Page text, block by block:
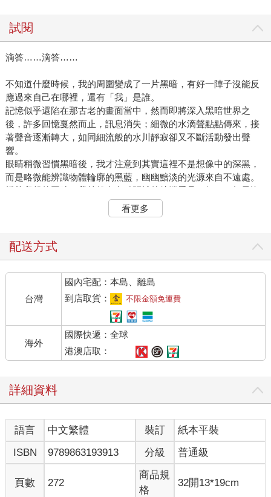
試閱
滴答……滴答……
不知道什麼時候，我的周圍變成了一片黑暗，有好一陣子沒能反
應過來自己在哪裡，還有「我」是誰。
記憶似乎還陷在那古老的畫面當中，然而即將深入黑暗世界之
後，許多回憶戛然而止，訊息消失；細微的水滴聲點點傳來，接
著聲音逐漸轉大，如同細流般的水川靜寂卻又不斷活動發出聲
響。
眼睛稍微習慣黑暗後，我才注意到其實這裡不是想像中的深黑，
而是略微能辨識物體輪廓的黑藍，幽幽黯淡的光源來自不遠處。
掙扎爬起的同時，我赫然在有點距離的彼端看見一個……如果沒
看錯，應該是個洋娃娃吧？
莫名其妙有個洋娃娃擺在那邊，因為四周有點暗所以看不太清楚
華麗的洋裝，很典型的那種小女生會喜歡的樣式。不過這種娃娃
我敲敲腦袋，感覺自己的意識慢慢回來了，存在於腦中的那些不
論是二王子還是鬼王的回憶皆快速褪色，沒有剛才彷彿自己就是
對方一樣的鮮活，畫面迅速變成了電視節目般，宛如他人經歷的
存在。說真的，這種感覺的確有點怪，雖然明明知道本來就是別
人的記憶，不過又像是親身體驗過，很難形容那種複雜的感覺，
總之，就是整個人都變得怪怪的。乍脫離時還有點朦朦朧朧，精
神和身體狀態都不太舒服。
而且清醒後我才發現身上濕漉漉的，聽到的聲音沒有錯，我整個
沉下去，只詭異地漂浮在水面上。
回過頭，與我的狀況不同，有點距離的洋娃娃竟然完全沒有沾到
水，別說漂浮了，它根本是「站」在水面。
瞬間我的頭皮炸了下，發麻發麻的，還沒麻完，就聽到洋娃娃方
向傳來很詭異、根本就像鬼片一樣的女孩子笑聲，不懷好意，可
能下一秒會上演鬼娃娃殺人的那種電影音效。
還沒笑完，娃娃「唰」地下突然消失了。
看更多
配送方式
台灣
國內宅配：本島、離島
到店取貨：
不限金額免運費
海外
國際快遞：全球
港澳店取：
詳細資料
語言 中文繁體 裝訂
紙本平裝
ISBN
9789863193913 分級 普通級
頁數 272
商品規
格
32開13*19cm